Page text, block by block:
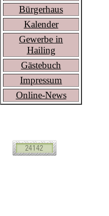
Bürgerhaus
Kalender
Gewerbe in
Hailing
Gästebuch
Impressum
Online-News